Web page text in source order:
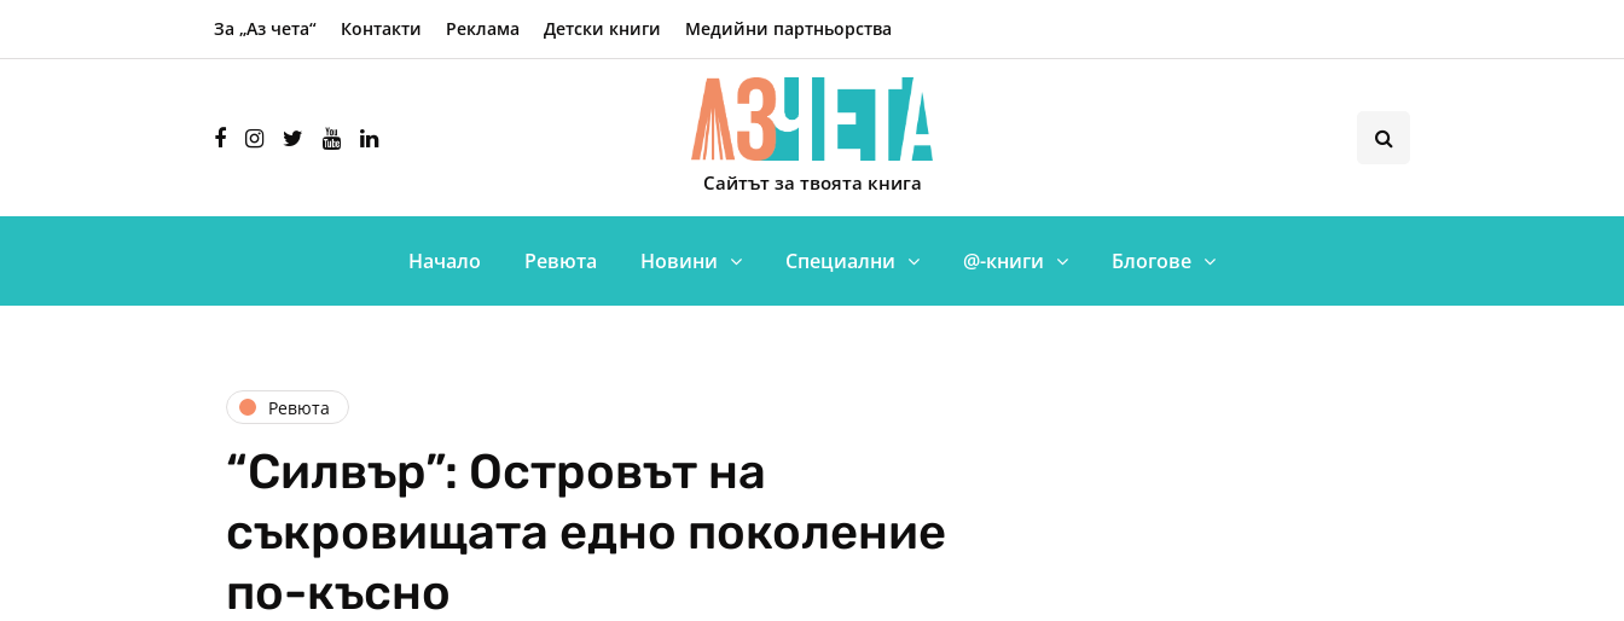
За „Аз чета“ Контакти Реклама Детски книги Медийни партньорства
Сайтът за твоята книга
Начало Ревюта Новини Специални @-книги Блогове
Ревюта
“Силвър”: Островът на
съкровищата едно поколение
по-късно